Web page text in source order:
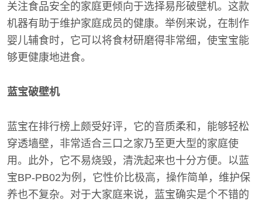
关注食品安全的家庭更倾向于选择易彤破壁机。这款
机器有助于维护家庭成员的健康。举例来说，在制作
婴儿辅食时，它可以将食材研磨得非常细，使宝宝能
够更健康地进食。
蓝宝破壁机
蓝宝在排行榜上颇受好评，它的音质柔和，能够轻松
穿透墙壁，非常适合三口之家乃至更大型的家庭使
用。此外，它不易烧毁，清洗起来也十分方便。以蓝
宝BP-PB02为例，它性价比极高，操作简单，维护保
养也不复杂。对于大家庭来说，蓝宝确实是个不错的